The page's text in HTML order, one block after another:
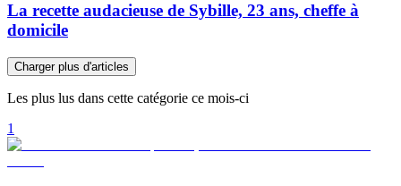
La recette audacieuse de Sybille, 23 ans, cheffe à
domicile
Charger plus d'articles
Les plus lus dans cette catégorie ce mois-ci
1